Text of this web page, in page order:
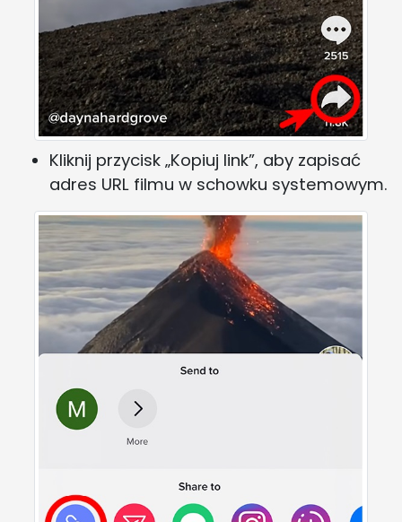
Kliknij przycisk „Kopiuj link”, aby zapisać
adres URL filmu w schowku systemowym.